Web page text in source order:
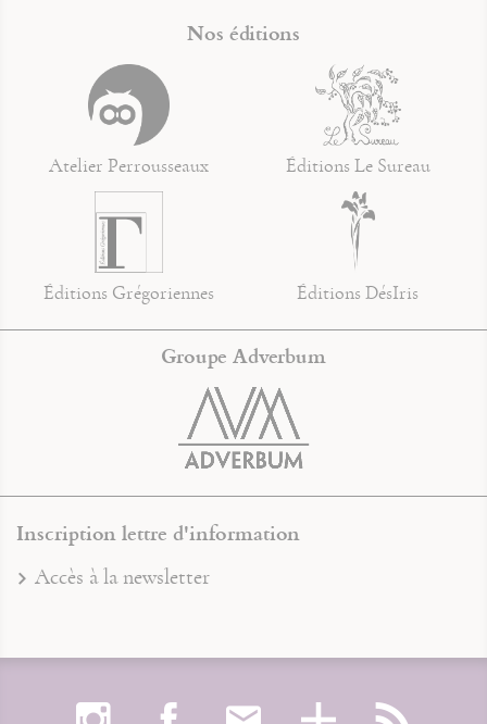
Nos éditions
Atelier Perrousseaux Éditions Le Sureau
Éditions Grégoriennes Éditions DésIris
Groupe Adverbum
Inscription lettre d'information
Accès à la newsletter